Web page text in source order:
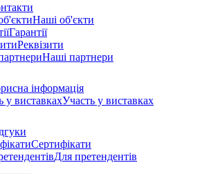
Наші об'єкти
Гарантії
Реквізити
Наші партнери
інформація
Участь у виставках
Сертифікати
Для претендентів